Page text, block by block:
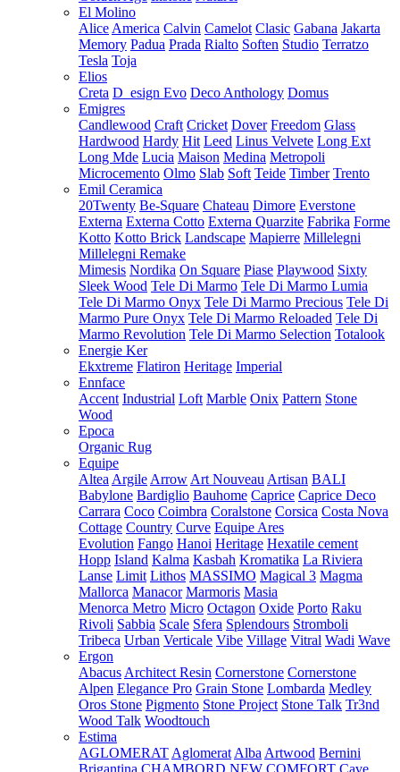
El Molino
Alice America Calvin Camelot Clasic Gabana Jakarta
Memory Padua Prada Rialto Soften Studio Terratzo
Tesla Toja
Elios
Creta D_esign Evo Deco Anthology Domus
Emigres
Candlewood Craft Cricket Dover Freedom Glass
Hardwood Hardy Hit Leed Linus Velvete Long Ext
Long Mde Lucia Maison Medina Metropoli
Microcemento Olmo Slab Soft Teide Timber Trento
Emil Ceramica
20Twenty Be-Square Chateau Dimore Everstone
Externa Externa Cotto Externa Quarzite Fabrika Forme
Kotto Kotto Brick Landscape Mapierre Millelegni
Millelegni Remake
Mimesis Nordika On Square Piase Playwood Sixty
Sleek Wood Tele Di Marmo Tele Di Marmo Lumia
Tele Di Marmo Onyx Tele Di Marmo Precious Tele Di
Marmo Pure Onyx Tele Di Marmo Reloaded Tele Di
Marmo Revolution Tele Di Marmo Selection Totalook
Energie Ker
Ekxtreme Flatiron Heritage Imperial
Ennface
Accent Industrial Loft Marble Onix Pattern Stone
Wood
Epoca
Organic Rug
Equipe
Altea Argile Arrow Art Nouveau Artisan BALI
Babylone Bardiglio Bauhome Caprice Caprice Deco
Carrara Coco Coimbra Coralstone Corsica Costa Nova
Cottage Country Curve Equipe Ares
Evolution Fango Hanoi Heritage Hexatile cement
Hopp Island Kalma Kasbah Kromatika La Riviera
Lanse Limit Lithos MASSIMO Magical 3 Magma
Mallorca Manacor Marmoris Masia
Menorca Metro Micro Octagon Oxide Porto Raku
Rivoli Sabbia Scale Sfera Splendours Stromboli
Tribeca Urban Verticale Vibe Village Vitral Wadi Wave
Ergon
Abacus Architect Resin Cornerstone Cornerstone
Alpen Elegance Pro Grain Stone Lombarda Medley
Oros Stone Pigmento Stone Project Stone Talk Tr3nd
Wood Talk Woodtouch
Estima
AGLOMERAT Aglomerat Alba Artwood Bernini